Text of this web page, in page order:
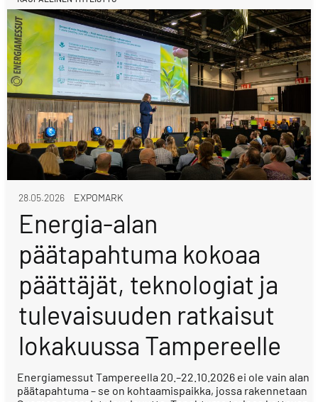
28.05.2026 EXPOMARK
Energia-alan
päätapahtuma kokoaa
päättäjät, teknologiat ja
tulevaisuuden ratkaisut
lokakuussa Tampereelle
Energiamessut Tampereella 20.–22.10.2026 ei ole vain alan
päätapahtuma – se on kohtaamispaikka, jossa rakennetaan